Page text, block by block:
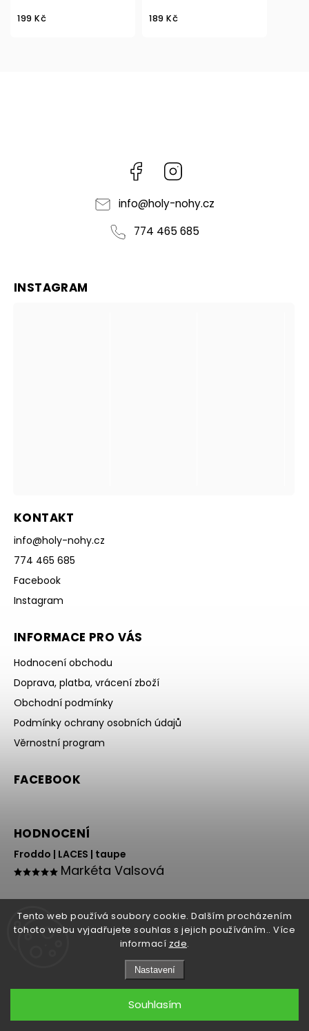
Tento web používá soubory cookie. Dalším procházením
tohoto webu vyjadřujete souhlas s jejich používáním.. Více
informací zde.
Nastavení
Souhlasím
199 Kč 189 Kč
Facebook
info@holy-nohy.cz
774 465 685
KONTAKT
info@holy-nohy.cz
774 465 685
Facebook
Instagram
INFORMACE PRO VÁS
Hodnocení obchodu
Doprava, platba, vrácení zboží
Obchodní podmínky
Podmínky ochrany osobních údajů
Věrnostní program
FACEBOOK
INSTAGRAM
HODNOCENÍ
Froddo | LACES | taupe
Markéta Valsová